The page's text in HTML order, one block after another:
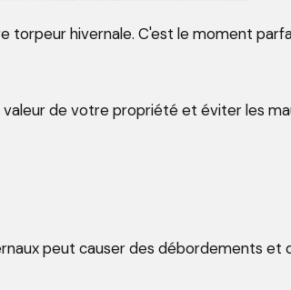
torpeur hivernale. C'est le moment
de votre propriété et éviter les
peut causer des débordements et